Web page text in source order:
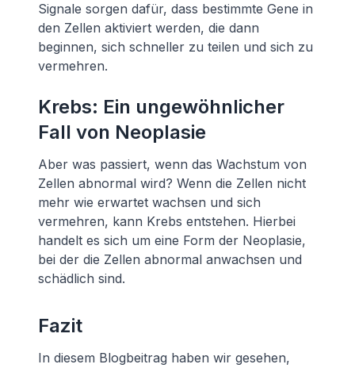
Signale sorgen dafür, dass bestimmte Gene in
den Zellen aktiviert werden, die dann
beginnen, sich schneller zu teilen und sich zu
vermehren.
Krebs: Ein ungewöhnlicher
Fall von Neoplasie
Aber was passiert, wenn das Wachstum von
Zellen abnormal wird? Wenn die Zellen nicht
mehr wie erwartet wachsen und sich
vermehren, kann Krebs entstehen. Hierbei
handelt es sich um eine Form der Neoplasie,
bei der die Zellen abnormal anwachsen und
schädlich sind.
Fazit
In diesem Blogbeitrag haben wir gesehen,